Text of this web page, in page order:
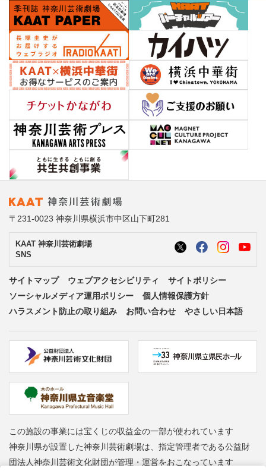
〒231-0023 神奈川県横浜市中区山下町281
KAAT 神奈川芸術劇場
SNS
サイトマップ ウェブアクセシビリティ
サイトポリシー
ソーシャルメディア運用ポリシー
個人情報保護方針
ハラスメント防止の取り組み
お問い合わせ やさしい日本語
この施設の事業には宝くじの収益金の一部が使われています
神奈川県が設置した神奈川芸術劇場は、指定管理者である公益財
団法人神奈川芸術文化財団が管理・運営をおこなっています